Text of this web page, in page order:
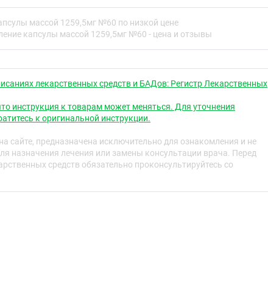
комплекс, содержащий омега-3, а также другие
в одной капсуле. Комплекс специально
растущих потребностей матери и ребенка в
БАД к пище. Рекомендован в период кормления
молока жизненно важными микронутрентами.
степени очистки, а также 12 витаминов и 5
Способствует здоровому развитию зрения, мозга и
3 необходимы для здорового развития мозга и зрения
поддержанию иммунитета.
массой 1259,5мг №60 по низкой цене
капсулы массой 1259,5мг №60 - цена и отзывы
лекарственных средств и БАДов: Регистр Лекарственных
инструкция к товарам может меняться. Для уточнения
к оригинальной инструкции.
сайте, предназначена исключительно для ознакомления и не
назначения лечения или замены консультации врача. Перед
средств обязательно проконсультируйтесь со